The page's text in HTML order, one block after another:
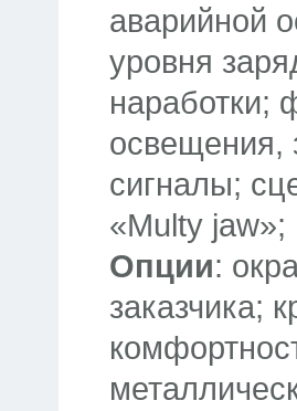
аварийной
уровня
наработки;
освещения,
сигналы;
«Multy jaw»;
Опции:
заказчика;